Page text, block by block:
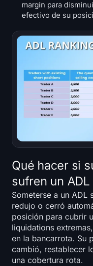
margin para
efectivo de su
Qué hacer si
sufren un ADL
Someterse a un ADL
redujo o cerró
posición para cubrir
liquidations
en la bancarrota. Su
cambió, restablecer
una cobertura rota.